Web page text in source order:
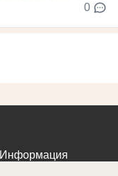
0
Информация